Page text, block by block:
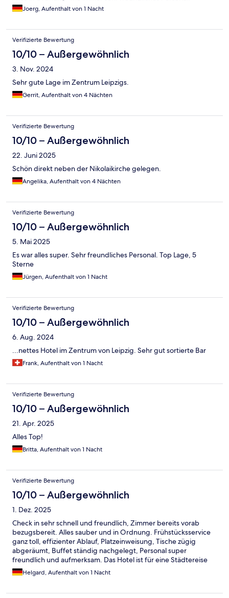
Joerg, Aufenthalt von 1 Nacht
Verifizierte Bewertung
10/10 – Außergewöhnlich
3. Nov. 2024
Sehr gute Lage im Zentrum Leipzigs.
Gerrit, Aufenthalt von 4 Nächten
Verifizierte Bewertung
10/10 – Außergewöhnlich
22. Juni 2025
Schön direkt neben der Nikolaikirche gelegen.
Angelika, Aufenthalt von 4 Nächten
Verifizierte Bewertung
10/10 – Außergewöhnlich
5. Mai 2025
Es war alles super. Sehr freundliches Personal. Top Lage, 5
Sterne
Jürgen, Aufenthalt von 1 Nacht
Verifizierte Bewertung
10/10 – Außergewöhnlich
6. Aug. 2024
...nettes Hotel im Zentrum von Leipzig. Sehr gut sortierte Bar
Frank, Aufenthalt von 1 Nacht
Verifizierte Bewertung
10/10 – Außergewöhnlich
21. Apr. 2025
Alles Top!
Britta, Aufenthalt von 1 Nacht
Verifizierte Bewertung
10/10 – Außergewöhnlich
1. Dez. 2025
Check in sehr schnell und freundlich, Zimmer bereits vorab
bezugsbereit. Alles sauber und in Ordnung. Frühstücksservice
ganz toll, effizienter Ablauf, Platzeinweisung, Tische zügig
abgeräumt, Buffet ständig nachgelegt, Personal super
freundlich und aufmerksam. Das Hotel ist für eine Städtereise
von der Lage und dem Service sehr zu empfehlen, gerne einmal
wieder.
Helgard, Aufenthalt von 1 Nacht